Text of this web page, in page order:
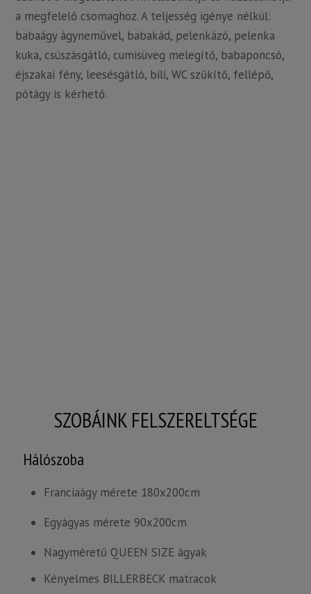
a megfelelő csomaghoz. A teljesség igénye nélkül:
babaágy ágyneművel, babakád, pelenkázó, pelenka
kuka, csúszásgátló, cumisüveg melegítő, babaponcsó,
éjszakai fény, leesésgátló, bili, WC szűkítő, fellépő,
pótágy is kérhető.
SZOBÁINK FELSZERELTSÉGE
Hálószoba
Franciaágy mérete 180x200cm
Egyágyas mérete 90x200cm
Nagyméretű QUEEN SIZE ágyak
Kényelmes BILLERBECK matracok